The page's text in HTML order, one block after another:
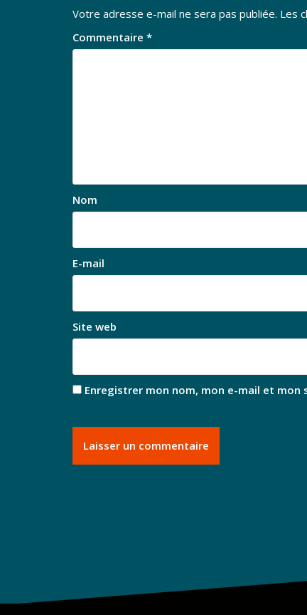
Votre adresse e-mail ne sera pas publiée. Les
Commentaire *
Nom
E-mail
Site web
Enregistrer mon nom, mon e-mail et